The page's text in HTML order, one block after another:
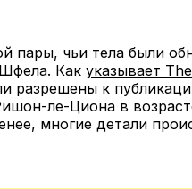
TwitterFacebookTelegram
пары, чьи тела были
Как указывает
разрешены к
ле-Циона в
многие детали